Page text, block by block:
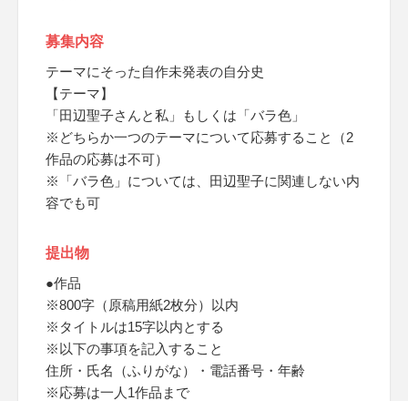
募集内容
テーマにそった自作未発表の自分史
【テーマ】
「田辺聖子さんと私」もしくは「バラ色」
※どちらか一つのテーマについて応募すること（2
作品の応募は不可）
※「バラ色」については、田辺聖子に関連しない内
容でも可
提出物
●作品
※800字（原稿用紙2枚分）以内
※タイトルは15字以内とする
※以下の事項を記入すること
住所・氏名（ふりがな）・電話番号・年齢
※応募は一人1作品まで